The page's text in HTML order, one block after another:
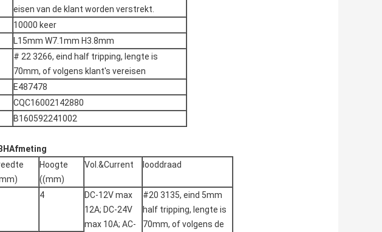
eisen van de klant worden verstrekt.
10000 keer
L15mm W7.1mm H3.8mm
# 22 3266, eind half tripping, lengte is
70mm, of volgens klant's vereisen
E487478
CQC16002142880
B160592241002
Afmeting
Hoogte
((mm)
Vol.&Current looddraad
4
DC-12V max
12A; DC-24V
max 10A; AC-
#20 3135, eind 5mm
half tripping, lengte is
70mm, of volgens de